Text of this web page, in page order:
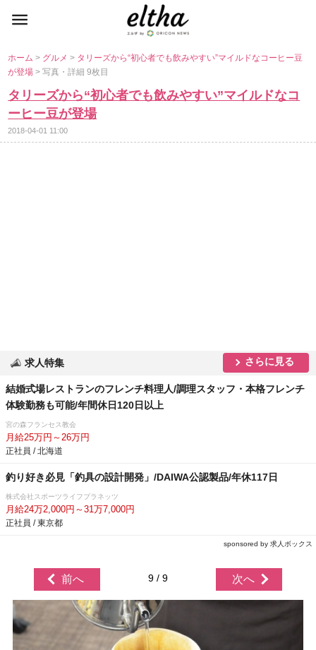
ホーム> グルメ> タリーズから“初心者でも飲みやすい”マイルドなコーヒー豆
が登場> 写真・詳細 9枚目
タリーズから“初心者でも飲みやすい”マイルドなコ
ーヒー豆が登場
2018-04-01 11:00
求人特集 さらに見る
結婚式場レストランのフレンチ料理人/調理スタッフ・本格フレンチ
体験勤務も可能/年間休日120日以上
宮の森フランセス教会
月給25万円～26万円
正社員 / 北海道
釣り好き必見「釣具の設計開発」/DAIWA公認製品/年休117日
株式会社スポーツライフプラネッツ
月給24万2,000円～31万7,000円
正社員 / 東京都
sponsored by 求人ボックス
前へ 9 / 9 次へ